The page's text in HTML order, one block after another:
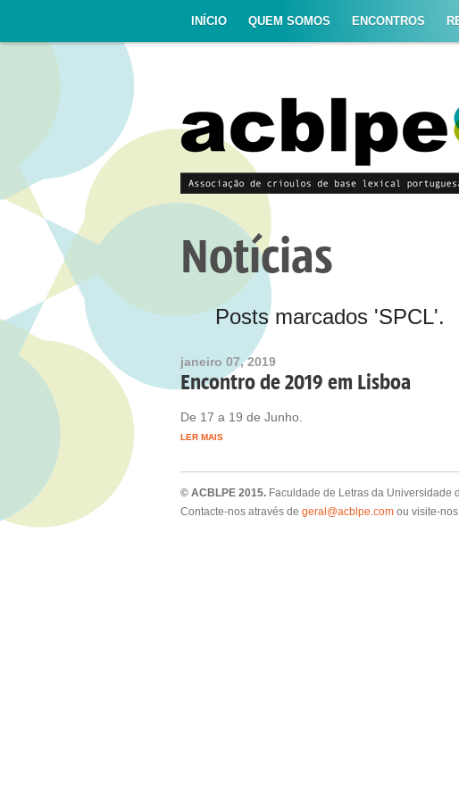
INÍCIO QUEM SOMOS ENCONTROS
Notícias
Posts marcados 'SPCL'.
janeiro 07, 2019
Encontro de 2019 em Lisboa
De 17 a 19 de Junho.
LER MAIS
© ACBLPE 2015. Faculdade de Letras da Universidade
Contacte-nos através de geral@acblpe.com ou visite-